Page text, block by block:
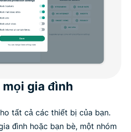
gia đình
tất cả các thiết bị của bạn.
đình hoặc bạn bè, một nhóm